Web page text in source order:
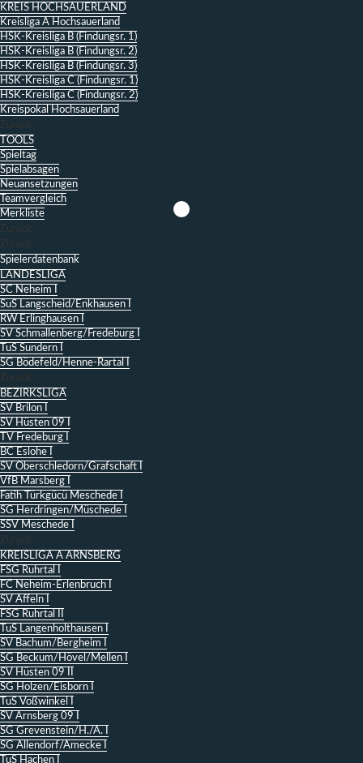
KREIS HOCHSAUERLAND
Kreisliga A Hochsauerland
HSK-Kreisliga B (Findungsr. 1)
HSK-Kreisliga B (Findungsr. 2)
HSK-Kreisliga B (Findungsr. 3)
HSK-Kreisliga C (Findungsr. 1)
HSK-Kreisliga C (Findungsr. 2)
Kreispokal Hochsauerland
Zurück
TOOLS
Spieltag
Spielabsagen
Neuansetzungen
Teamvergleich
Merkliste
Zurück
Zurück
Spielerdatenbank
LANDESLIGA
SC Neheim I
SuS Langscheid/Enkhausen I
RW Erlinghausen I
SV Schmallenberg/Fredeburg I
TuS Sundern I
SG Bödefeld/Henne-Rartal I
Zurück
BEZIRKSLIGA
SV Brilon I
SV Hüsten 09 I
TV Fredeburg I
BC Eslohe I
SV Oberschledorn/Grafschaft I
VfB Marsberg I
Fatih Türkgücü Meschede I
SG Herdringen/Müschede I
SSV Meschede I
Zurück
KREISLIGA A ARNSBERG
FSG Ruhrtal I
FC Neheim-Erlenbruch I
SV Affeln I
FSG Ruhrtal II
TuS Langenholthausen I
SV Bachum/Bergheim I
SG Beckum/Hövel/Mellen I
SV Hüsten 09 II
SG Holzen/Eisborn I
TuS Voßwinkel I
SV Arnsberg 09 I
SG Grevenstein/H./A. I
SG Allendorf/Amecke I
TuS Hachen I